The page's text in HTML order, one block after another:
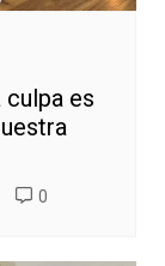
culpa es
0